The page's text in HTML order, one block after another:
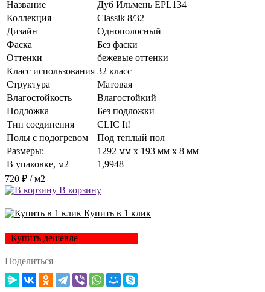
Название
Дуб Ильмень EPL134
Коллекция
Classik 8/32
Дизайн
Однополосный
Фаска
Без фаски
Оттенки
бежевые оттенки
Класс использования 32 класс
Структура
Матовая
Влагостойкость
Влагостойкий
Подложка
Без подложки
Тип соединения
CLIC It!
Полы с подогревом
Под теплый пол
Размеры:
1292 мм x 193 мм x 8 мм
В упаковке, м2
1,9948
720 ₽ / м2
В корзину
Купить в 1 клик
Купить дешевле
Поделиться